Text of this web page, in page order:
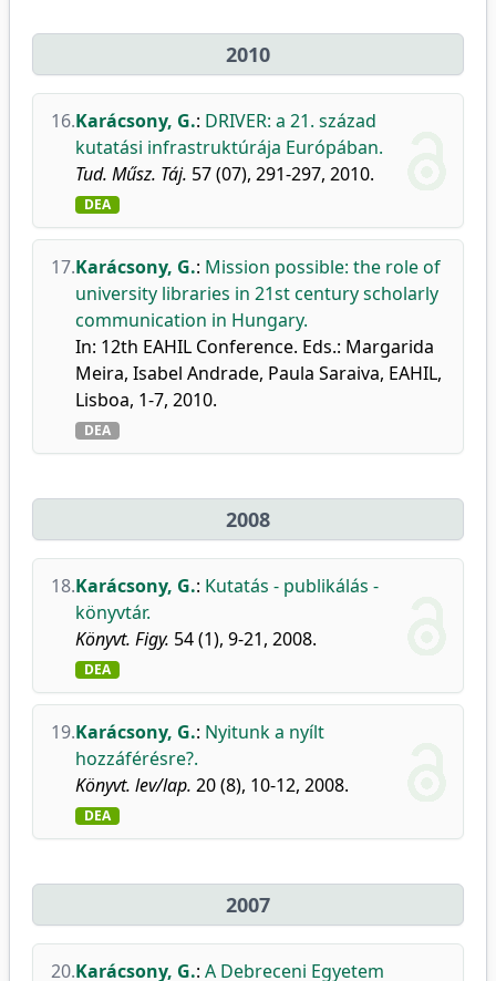
2010
16.Karácsony, G.: DRIVER: a 21. század
kutatási infrastruktúrája Európában.
Tud. Műsz. Táj. 57 (07), 291-297, 2010.
DEA
17.Karácsony, G.: Mission possible: the role of
university libraries in 21st century scholarly
communication in Hungary.
In: 12th EAHIL Conference. Eds.: Margarida
Meira, Isabel Andrade, Paula Saraiva, EAHIL,
Lisboa, 1-7, 2010.
DEA
2008
18.Karácsony, G.: Kutatás - publikálás -
könyvtár.
Könyvt. Figy. 54 (1), 9-21, 2008.
DEA
19.Karácsony, G.: Nyitunk a nyílt
hozzáférésre?.
Könyvt. lev/lap. 20 (8), 10-12, 2008.
DEA
2007
20.Karácsony, G.: A Debreceni Egyetem